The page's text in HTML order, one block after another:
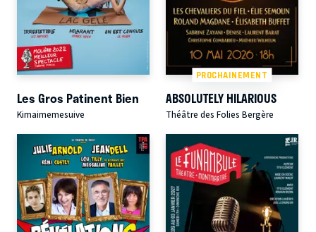
Les Gros Patinent Bien
Kimaimemesuive
PROCHAINEMENT
ABSOLUTELY HILARIOUS
Théâtre des Folies Bergère